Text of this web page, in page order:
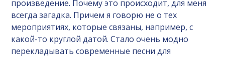
произведение. Почему это происходит, для меня
всегда загадка. Причем я говорю не о тех
мероприятиях, которые связаны, например, с
какой-то круглой датой. Стало очень модно
перекладывать современные песни для